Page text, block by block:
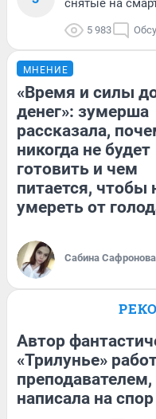
снятые на
5 983
МНЕНИЕ
«Время и силы
денег»: зумерша
рассказала,
никогда не будет
готовить и чем
питается, чтобы
умереть от
Сабина Сафронова
Автор
«Трилунье»
написала на